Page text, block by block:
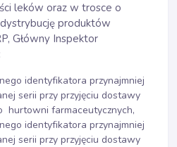
leków oraz w trosce o
produktów
Główny Inspektor
identyfikatora przynajmniej
serii przy przyjęciu dostawy
hurtowni farmaceutycznych,
identyfikatora przynajmniej
serii przy przyjęciu dostawy